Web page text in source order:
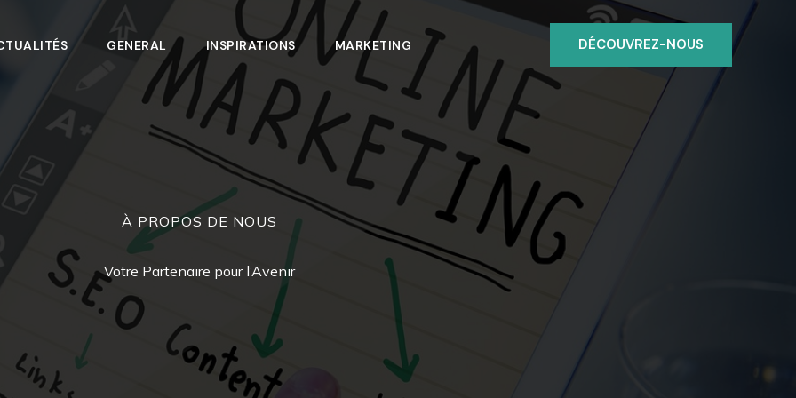
GENERAL INSPIRATIONS MARKETING DÉCOUVREZ-NOUS
À PROPOS DE NOUS
Votre Partenaire pour l’Avenir